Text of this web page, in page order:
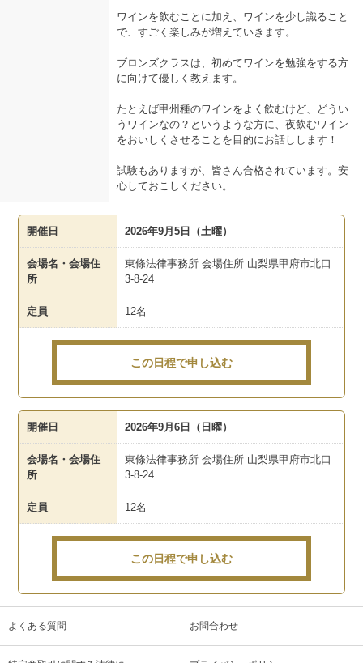
ワインを飲むことに加え、ワインを少し識ること
で、すごく楽しみが増えていきます。
ブロンズクラスは、初めてワインを勉強をする方
に向けて優しく教えます。
たとえば甲州種のワインをよく飲むけど、どうい
うワインなの？というような方に、夜飲むワイン
をおいしくさせることを目的にお話しします！
試験もありますが、皆さん合格されています。安
心しておこしください。
開催日 2026年9月5日（土曜）
会場名・会場住
所
東條法律事務所 会場住所 山梨県甲府市北口
3-8-24
定員 12名
この日程で申し込む
開催日 2026年9月6日（日曜）
会場名・会場住
所
東條法律事務所 会場住所 山梨県甲府市北口
3-8-24
定員 12名
この日程で申し込む
よくある質問 お問合わせ